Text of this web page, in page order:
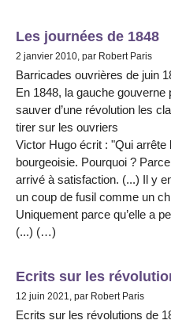
Les journées de 1848
2 janvier 2010, par Robert Paris
Barricades ouvrières de juin
En 1848, la gauche
sauver d’une révolution les
tirer sur les ouvriers
Victor Hugo écrit : "Qui
bourgeoisie. Pourquoi ?
arrivé à satisfaction. (...) Il y
un coup de fusil comme un
Uniquement parce qu’elle a
(...) (…)
Ecrits sur les
12 juin 2021, par Robert Paris
Ecrits sur les révolutions de